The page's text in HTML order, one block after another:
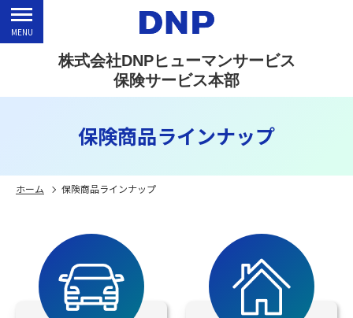
株式会社DNPヒューマンサービス
保険サービス本部
MENU
保険商品ラインナップ
ホーム 保険商品ラインナップ